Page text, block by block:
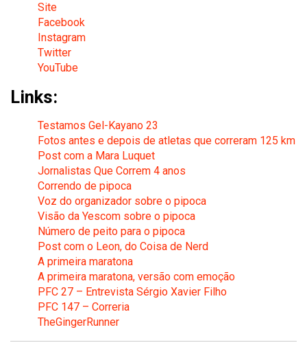
Site
Facebook
Instagram
Twitter
YouTube
Links:
Testamos Gel-Kayano 23
Fotos antes e depois de atletas que correram 125 km
Post com a Mara Luquet
Jornalistas Que Correm 4 anos
Correndo de pipoca
Voz do organizador sobre o pipoca
Visão da Yescom sobre o pipoca
Número de peito para o pipoca
Post com o Leon, do Coisa de Nerd
A primeira maratona
A primeira maratona, versão com emoção
PFC 27 – Entrevista Sérgio Xavier Filho
PFC 147 – Correria
TheGingerRunner